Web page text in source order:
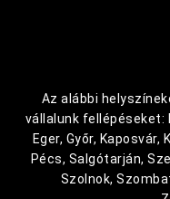
Az alábbi
vállalunk fellépéseket:
Eger, Győr,
Pécs, Salgótarján,
Szolnok,